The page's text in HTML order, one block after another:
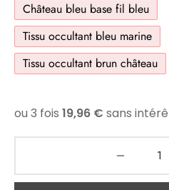
Château bleu base fil bleu
Tissu occultant bleu marine
Tissu occultant brun château